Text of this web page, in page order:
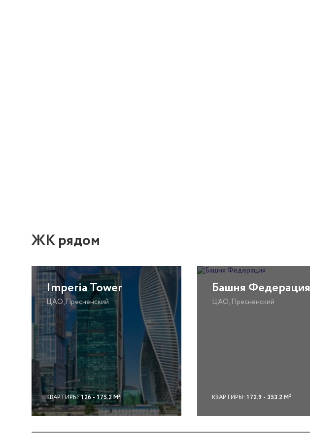
ЖК рядом
Imperia Tower
ЦАО, Пресненский
КВАРТИРЫ:126 - 175.2 М2
Башня Федерация
ЦАО, Пресненский
КВАРТИРЫ: 172.9 - 353.2 М2